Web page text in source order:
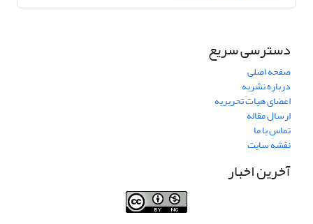
دسترسی سریع
صفحه اصلی
درباره نشریه
اعضای هیات تحریریه
ارسال مقاله
تماس با ما
نقشه سایت
آخرین اخبار